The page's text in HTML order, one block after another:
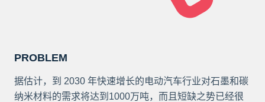
PROBLEM
据估计，到 2030 年快速增长的电动汽车行业对石墨和碳
纳米材料的需求将达到1000万吨，而且短缺之势已经很